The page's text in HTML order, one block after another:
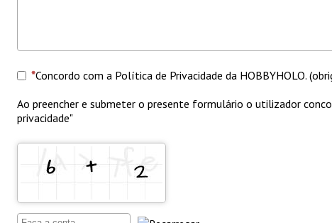
Concordo com a Política de Privacidade da HOBBYHOLO.
Ao preencher e submeter o presente formulário o utilizador
privacidade"